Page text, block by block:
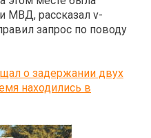
МВД, рассказал v-
запрос по поводу
о задержании двух
находились в